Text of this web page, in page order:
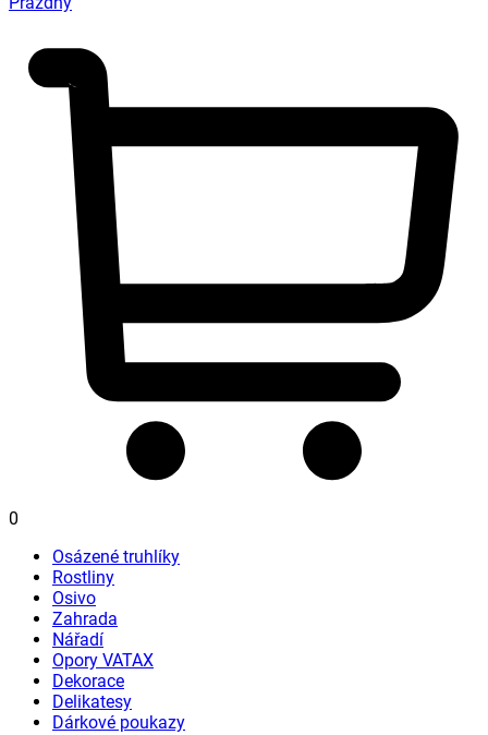
0
Osázené truhlíky
Rostliny
Osivo
Zahrada
Nářadí
Opory VATAX
Dekorace
Delikatesy
Dárkové poukazy